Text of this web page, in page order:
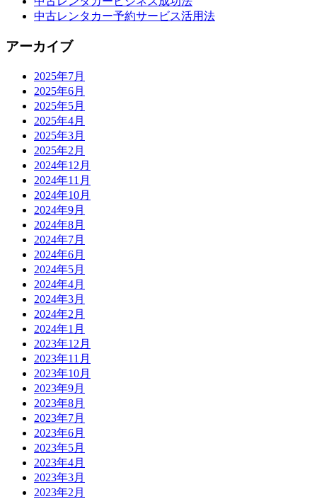
中古レンタカー予約サービス活用法
アーカイブ
2025年7月
2025年6月
2025年5月
2025年4月
2025年3月
2025年2月
2024年12月
2024年11月
2024年10月
2024年9月
2024年8月
2024年7月
2024年6月
2024年5月
2024年4月
2024年3月
2024年2月
2024年1月
2023年12月
2023年11月
2023年10月
2023年9月
2023年8月
2023年7月
2023年6月
2023年5月
2023年4月
2023年3月
2023年2月